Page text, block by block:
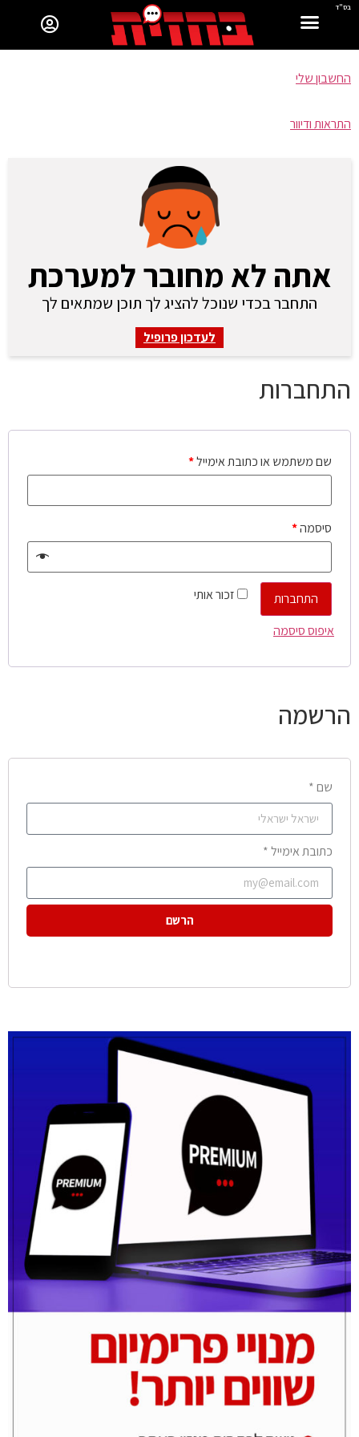
בס"ד
החשבון שלי
התראות ודיוור
אתה לא מחובר למערכת
התחבר בכדי שנוכל להציג לך תוכן שמתאים לך
לעדכון פרופיל
התחברות
שם משתמש או כתובת אימייל*
סיסמה*
זכור אותי
התחברות
איפוס סיסמה
הרשמה
שם *
כתובת אימייל *
הרשם